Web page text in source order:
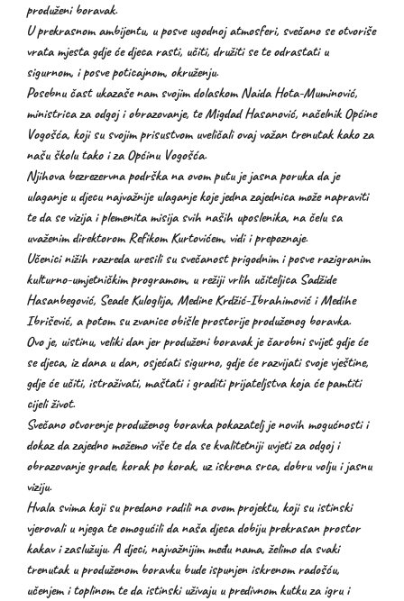
produženi boravak.
U prekrasnom ambijentu, u posve ugodnoj atmosferi, svečano se otvoriše
vrata mjesta gdje će djeca rasti, učiti, družiti se te odrastati u
sigurnom, i posve poticajnom, okruženju.
Posebnu čast ukazaše nam svojim dolaskom Naida Hota-Muminović,
ministrica za odgoj i obrazovanje, te Migdad Hasanović, načelnik Općine
Vogošća, koji su svojim prisustvom uveličali ovaj važan trenutak kako za
našu školu tako i za Općinu Vogošća.
Njihova bezrezervna podrška na ovom putu je jasna poruka da je
ulaganje u djecu najvažnije ulaganje koje jedna zajednica može napraviti
te da se vizija i plemenita misija svih naših uposlenika, na čelu sa
uvaženim direktorom Refikom Kurtovićem, vidi i prepoznaje.
Učenici nižih razreda uresili su svečanost prigodnim i posve razigranim
kulturno-umjetničkim programom, u režiji vrlih učiteljica Sadžide
Hasanbegović, Seade Kuloglija, Medine Krdžić-Ibrahimović i Medihe
Ibrišević, a potom su zvanice obišle prostorije produženog boravka.
Ovo je, uistinu, veliki dan jer produženi boravak je čarobni svijet gdje će
se djeca, iz dana u dan, osjećati sigurno, gdje će razvijati svoje vještine,
gdje će učiti, istraživati, maštati i graditi prijateljstva koja će pamtiti
cijeli život.
Svečano otvorenje produženog boravka pokazatelj je novih mogućnosti i
dokaz da zajedno možemo više te da se kvalitetniji uvjeti za odgoj i
obrazovanje grade, korak po korak, uz iskrena srca, dobru volju i jasnu
viziju.
Hvala svima koji su predano radili na ovom projektu, koji su istinski
vjerovali u njega te omogućili da naša djeca dobiju prekrasan prostor
kakav i zaslužuju. A djeci, najvažnijim među nama, želimo da svaki
trenutak u produženom boravku bude ispunjen iskrenom radošću,
učenjem i toplinom te da istinski uživaju u predivnom kutku za igru i